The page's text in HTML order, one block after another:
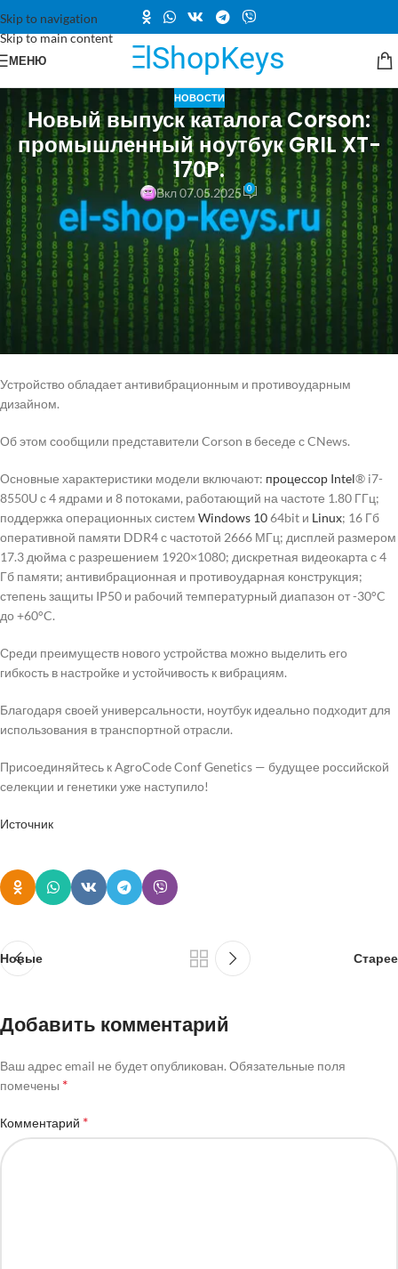
Skip to navigation
Skip to main content
МЕНЮ
НОВОСТИ
Новый выпуск каталога Corson:
промышленный ноутбук GRIL XT-
170P.
Вкл 07.05.2025 0
Электроника Ритейл 07 мая 2025 12:39 | Поделиться
Обновление ассортимента Corson: промышленный ноутбук GRIL XT-
170P
Российская компания Gronet, специализирующаяся на
оборудовании для промышленной автоматизации, представила
новую модель защищенного ноутбука GRIL XT-170P.
Устройство обладает антивибрационным и противоударным
дизайном.
Об этом сообщили представители Corson в беседе с CNews.
Основные характеристики модели включают: процессор Intel® i7-
8550U с 4 ядрами и 8 потоками, работающий на частоте 1.80 ГГц;
поддержка операционных систем Windows 1064bit и Linux; 16 Гб
оперативной памяти DDR4 с частотой 2666 МГц; дисплей размером
17.3 дюйма с разрешением 1920×1080; дискретная видеокарта с 4
Гб памяти; антивибрационная и противоударная конструкция;
степень защиты IP50 и рабочий температурный диапазон от -30°C
до +60°C.
Среди преимуществ нового устройства можно выделить его
гибкость в настройке и устойчивость к вибрациям.
Благодаря своей универсальности, ноутбук идеально подходит для
использования в транспортной отрасли.
Присоединяйтесь к AgroCode Conf Genetics — будущее российской
селекции и генетики уже наступило!
Источник
Новые Старее
Добавить комментарий
Ваш адрес email не будет опубликован. Обязательные поля
помечены *
Комментарий *